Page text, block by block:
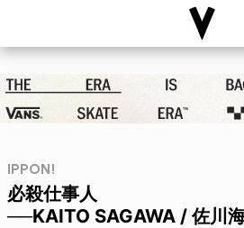
IPPON!
必殺仕事人
──KAITO SAGAWA / 佐川